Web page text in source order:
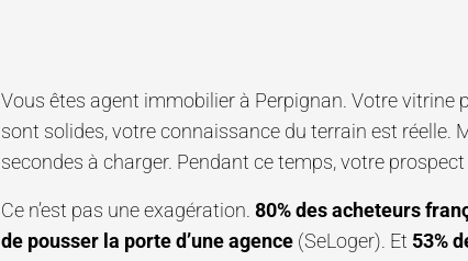
Vous êtes agent immobilier à Perpignan. Votre vitrine
sont solides, votre connaissance du terrain est réelle.
secondes à charger. Pendant ce temps, votre
Ce n’est pas une exagération. 80% des acheteurs
de pousser la porte d’une agence (SeLoger). Et 53%